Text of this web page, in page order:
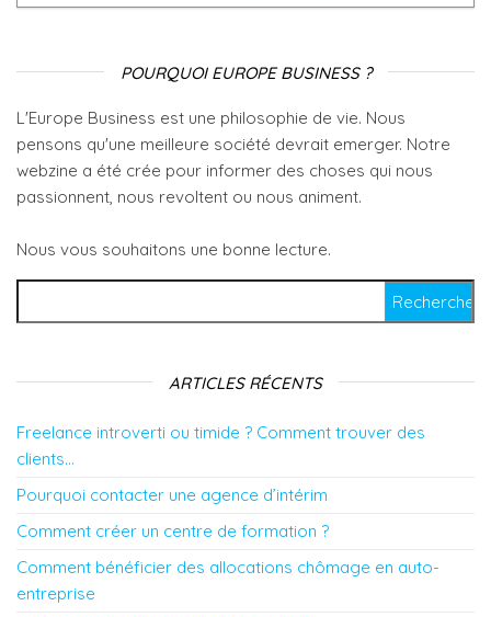
POURQUOI EUROPE BUSINESS ?
L'Europe Business est une philosophie de vie. Nous
pensons qu'une meilleure société devrait emerger. Notre
webzine a été crée pour informer des choses qui nous
passionnent, nous revoltent ou nous animent.
Nous vous souhaitons une bonne lecture.
ARTICLES RÉCENTS
Freelance introverti ou timide ? Comment trouver des
clients…
Pourquoi contacter une agence d’intérim
Comment créer un centre de formation ?
Comment bénéficier des allocations chômage en auto-
entreprise